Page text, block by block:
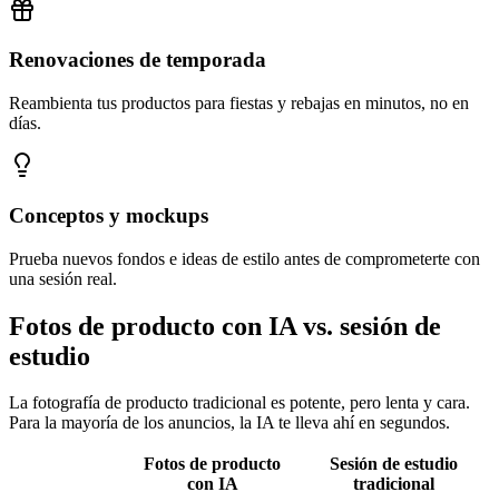
Renovaciones de temporada
Reambienta tus productos para fiestas y rebajas en minutos, no en
días.
Conceptos y mockups
Prueba nuevos fondos e ideas de estilo antes de comprometerte con
una sesión real.
Fotos de producto con IA vs. sesión de
estudio
La fotografía de producto tradicional es potente, pero lenta y cara.
Para la mayoría de los anuncios, la IA te lleva ahí en segundos.
Fotos de producto
con IA
Sesión de estudio
tradicional